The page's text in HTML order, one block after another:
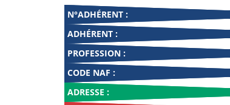
N°ADHÉRENT :
ADHÉRENT :
PROFESSION :
CODE NAF :
ADRESSE :